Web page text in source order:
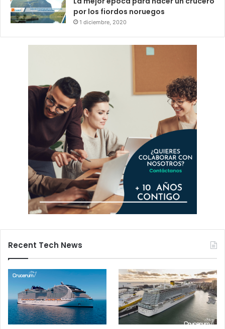
por los fiordos noruegos
1 diciembre, 2020
Recent Tech News